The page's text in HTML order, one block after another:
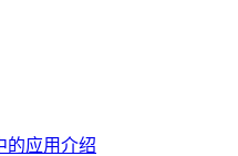
的应用介绍